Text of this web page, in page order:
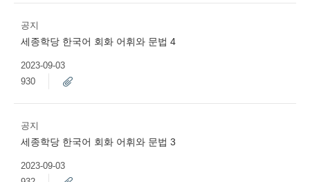
공지
세종학당 한국어 회화 어휘와 문법 4
2023-09-03
930
공지
세종학당 한국어 회화 어휘와 문법 3
2023-09-03